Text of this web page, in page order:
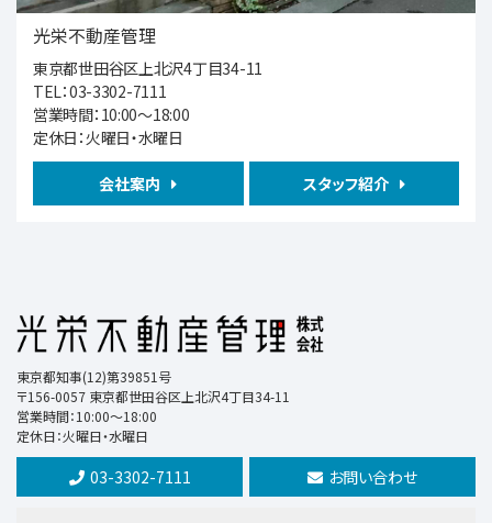
歩9分
第6位
第8位
光栄不動産管理
東京都世田谷区上北沢4丁目34-11
TEL：03-3302-7111
営業時間：10:00～18:00
定休日：火曜日・水曜日
会社案内 スタッフ紹介
東京都知事(12)第39851号
〒156-0057 東京都世田谷区上北沢4丁目34-11
営業時間：10:00～18:00
定休日：火曜日・水曜日
03-3302-7111 お問い合わせ